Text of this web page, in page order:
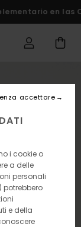
en las
i cookie o
a delle
personali
potrebbero
e della
accettare